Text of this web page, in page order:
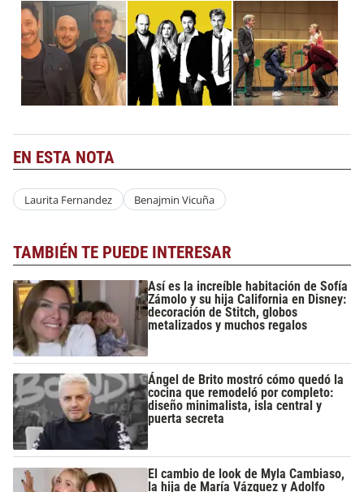
EN ESTA NOTA
Laurita Fernandez Benajmin Vicuña
TAMBIÉN TE PUEDE INTERESAR
Así es la increíble habitación de Sofía
Zámolo y su hija California en Disney:
decoración de Stitch, globos
metalizados y muchos regalos
Ángel de Brito mostró cómo quedó la
cocina que remodeló por completo:
diseño minimalista, isla central y
puerta secreta
El cambio de look de Myla Cambiaso,
la hija de María Vázquez y Adolfo